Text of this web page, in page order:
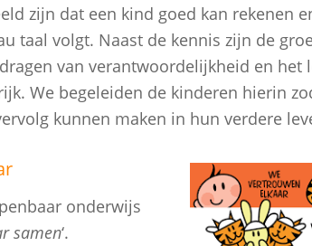
zijn dat een kind goed kan rekenen
taal volgt. Naast de kennis zijn de
van verantwoordelijkheid en het
We begeleiden de kinderen hierin
kunnen maken in hun verdere
onderwijs
samen‘.